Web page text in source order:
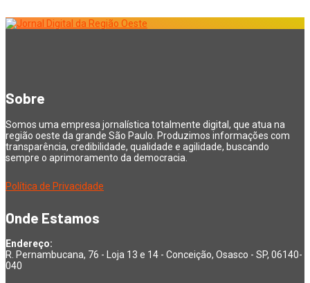
Sobre
Somos uma empresa jornalística totalmente digital, que atua na
região oeste da grande São Paulo. Produzimos informações com
transparência, credibilidade, qualidade e agilidade, buscando
sempre o aprimoramento da democracia.
Política de Privacidade
Onde Estamos
Endereço:
R. Pernambucana, 76 - Loja 13 e 14 - Conceição, Osasco - SP, 06140-
040